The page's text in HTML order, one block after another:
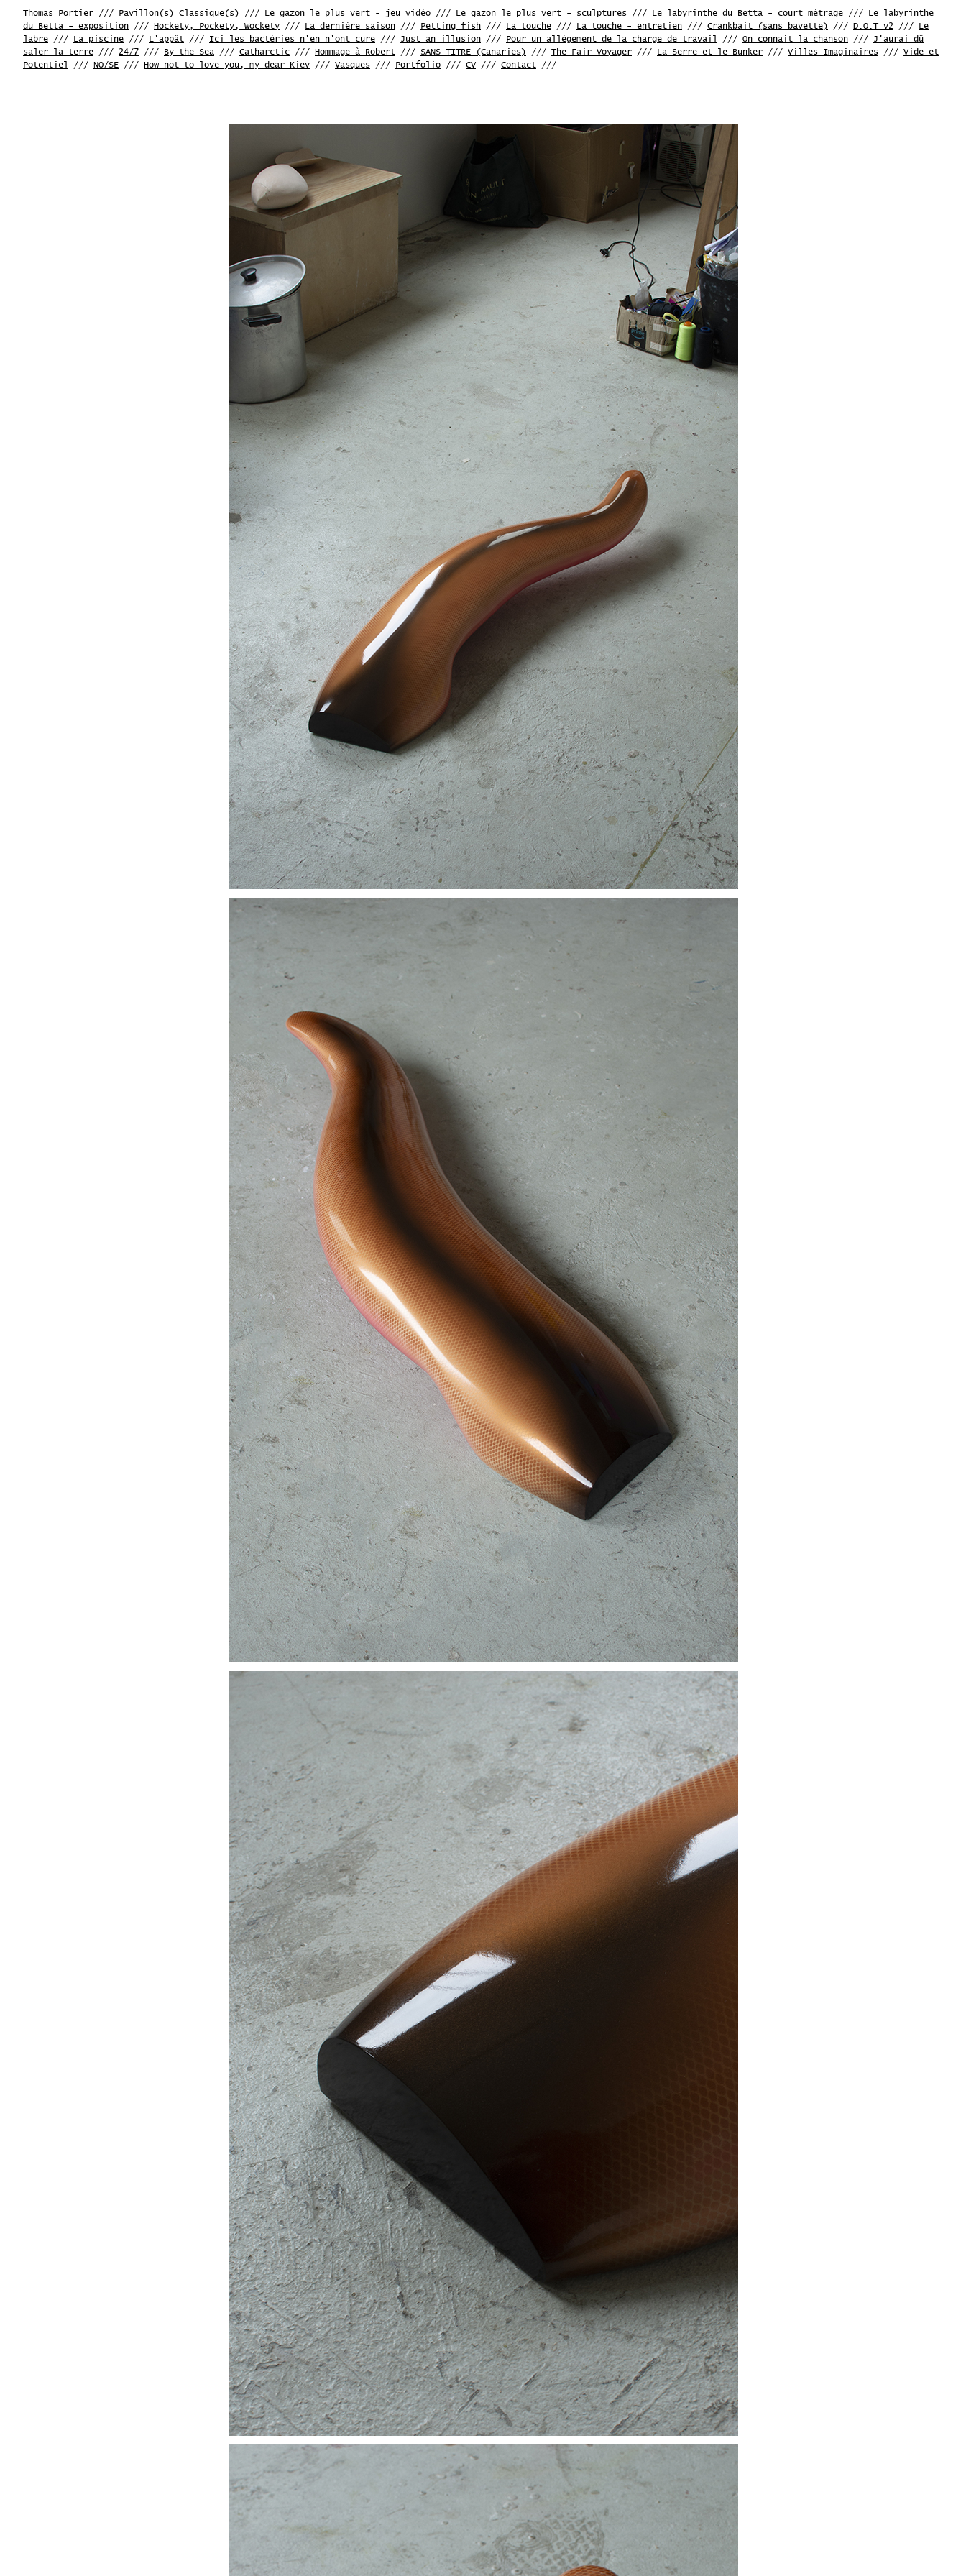
Thomas Portier /// Pavillon(s) Classique(s) /// Le gazon le plus vert - jeu vidéo /// Le gazon le plus vert - sculptures /// Le labyrinthe du Betta - court métrage ///
Le labyrinthe
du Betta - exposition /// Hockety, Pockety, Wockety /// La dernière saison /// Petting fish /// La touche /// La touche - entretien /// Crankbait (sans bavette) /// D.O.T v2 ///
Le
labre /// La piscine /// L'appât /// Ici les bactéries n'en n'ont cure /// Just an illusion /// Pour un allégement de la charge de travail /// On connait la chanson /// J'aurai dû
saler la terre /// 24/7 /// By the Sea /// Catharctic /// Hommage à Robert /// SANS TITRE (Canaries) /// The Fair Voyager /// La Serre et le Bunker /// Villes Imaginaires /// Vide et
Potentiel
/// NO/SE /// How not to love you, my dear Kiev /// Vasques /// Portfolio /// CV /// Contact ///